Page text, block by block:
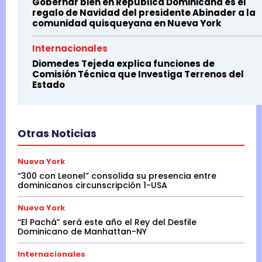
regalo de Navidad del presidente Abinader a la
comunidad quisqueyana en Nueva York
Internacionales
Diomedes Tejeda explica funciones de
Comisión Técnica que Investiga Terrenos del
Estado
Otras Noticias
Nueva York
“300 con Leonel” consolida su presencia entre
dominicanos circunscripción 1-USA
Nueva York
“El Pachá” será este año el Rey del Desfile
Dominicano de Manhattan-NY
Internacionales